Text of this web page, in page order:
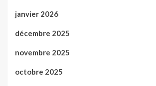
janvier 2026
décembre 2025
novembre 2025
octobre 2025